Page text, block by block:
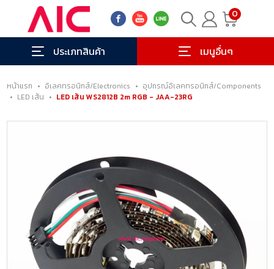
0
ประเภทสินค้า เมนูอื่นๆ
หน้าแรก • อิเลคทรอนิกส์/Electronics • อุปกรณ์อิเลคทรอนิกส์/Components
• LED เส้น • LED เส้น WS2812B 2m RGB - JAA-23RG